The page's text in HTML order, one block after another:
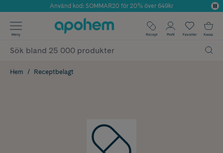
Årets Butik 2025 inom Skönhet
Använd kod: SOMMAR20 för 20% över 649kr
✓ Fri frakt
✓ Poäng på alla köp*
Meny Recept Profil Favoriter Kassa
Hem Receptbelagt